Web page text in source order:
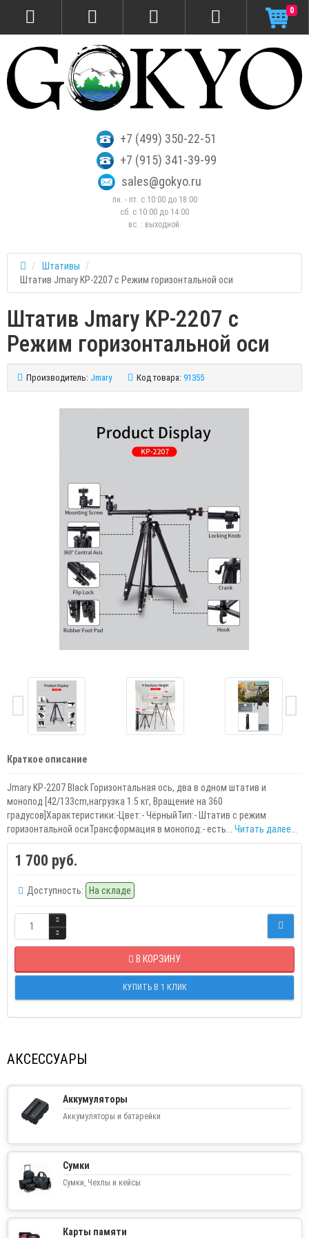
+7 (499) 350-22-51
+7 (915) 341-39-99
sales@gokyo.ru
пн. - пт. с 10:00 до 18:00
сб. c 10:00 до 14:00
вс. : выходной.
0
Штативы
Штатив Jmary KP-2207 с Режим горизонтальной оси
Штатив Jmary KP-2207 с
Режим горизонтальной оси
Производитель: Jmary Код товара: 91355
Краткое описание
Jmary KP-2207 Black Горизонтальная ось, два в одном штатив и
монопод [42/133cm,нагрузка 1.5 кг, Вращение на 360
градусов]Характеристики:-Цвет:- ЧёрныйТип:- Штатив с режим
горизонтальной осиТрансформация в монопод:- есть... Читать далее...
1 700 руб.
Доступность: На складе
В КОРЗИНУ
КУПИТЬ В 1 КЛИК
АКСЕССУАРЫ
Аккумуляторы
Аккумуляторы и батарейки
Сумки
Сумки, Чехлы и кейсы
Карты памяти